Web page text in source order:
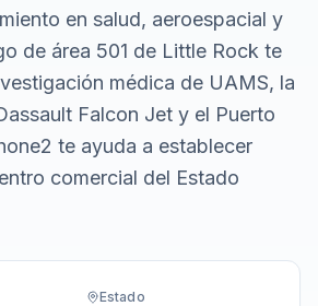
en salud, aeroespacial y
de área 501 de Little Rock te
médica de UAMS, la
Falcon Jet y el Puerto
te ayuda a establecer
comercial del Estado
Estado